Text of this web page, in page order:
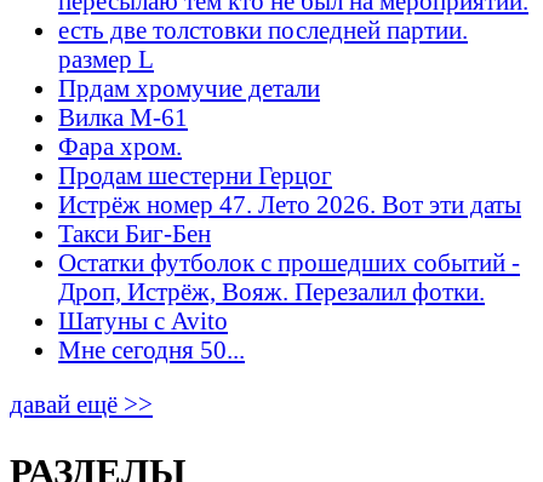
есть две толстовки последней партии.
размер L
Прдам хромучие детали
Вилка М-61
Фара хром.
Продам шестерни Герцог
Истрёж номер 47. Лето 2026. Вот эти даты
Такси Биг-Бен
Остатки футболок с прошедших событий -
Дроп, Истрёж, Вояж. Перезалил фотки.
Шатуны с Avito
Мне сегодня 50...
давай ещё >>
РАЗДЕЛЫ